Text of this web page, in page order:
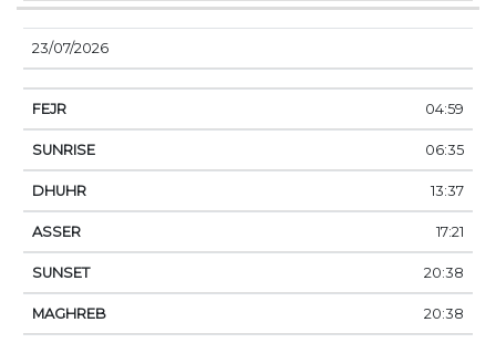
23/07/2026
04:59
06:35
13:37
17:21
20:38
20:38